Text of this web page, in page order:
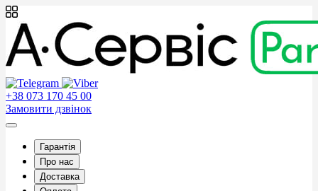
+38 073 170 45 00
Замовити дзвінок
Гарантія
Про нас
Доставка